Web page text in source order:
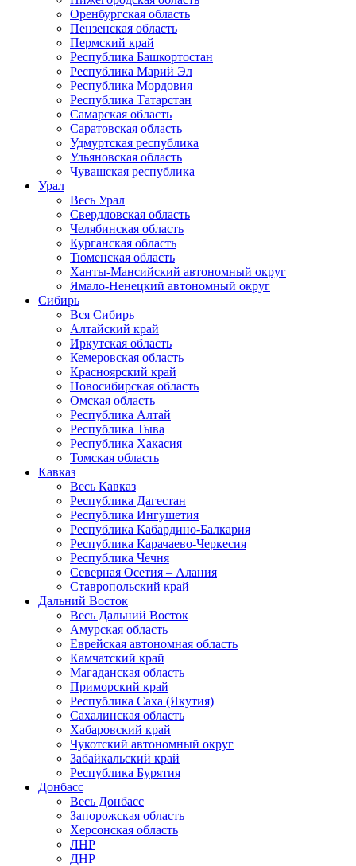
Оренбургская область
Пензенская область
Пермский край
Республика Башкортостан
Республика Марий Эл
Республика Мордовия
Республика Татарстан
Самарская область
Саратовская область
Удмуртская республика
Ульяновская область
Чувашская республика
Урал
Весь Урал
Свердловская область
Челябинская область
Курганская область
Тюменская область
Ханты-Мансийский автономный округ
Ямало-Ненецкий автономный округ
Сибирь
Вся Сибирь
Алтайский край
Иркутская область
Кемеровская область
Красноярский край
Новосибирская область
Омская область
Республика Алтай
Республика Тыва
Республика Хакасия
Томская область
Кавказ
Весь Кавказ
Республика Дагестан
Республика Ингушетия
Республика Кабардино-Балкария
Республика Карачаево-Черкесия
Республика Чечня
Северная Осетия – Алания
Ставропольский край
Дальний Восток
Весь Дальний Восток
Амурская область
Еврейская автономная область
Камчатский край
Магаданская область
Приморский край
Республика Саха (Якутия)
Сахалинская область
Хабаровский край
Чукотский автономный округ
Забайкальский край
Республика Бурятия
Донбасс
Весь Донбасс
Запорожская область
Херсонская область
ЛНР
ДНР